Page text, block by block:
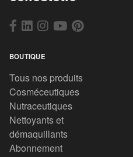
BOUTIQUE
Tous nos produits
Cosméceutiques
Nutraceutiques
Nettoyants et
démaquillants
Abonnement